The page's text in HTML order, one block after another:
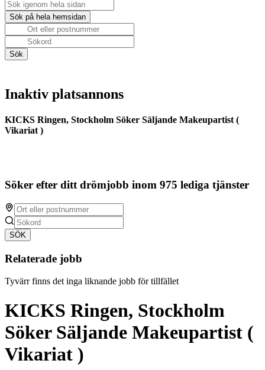
Inaktiv platsannons
KICKS Ringen, Stockholm Söker Säljande Makeupartist (
Vikariat )
Söker efter ditt drömjobb inom 975 lediga tjänster
SÖK
Relaterade jobb
Tyvärr finns det inga liknande jobb för tillfället
KICKS Ringen, Stockholm
Söker Säljande Makeupartist (
Vikariat )